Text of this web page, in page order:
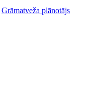
Grāmatveža plānotājs